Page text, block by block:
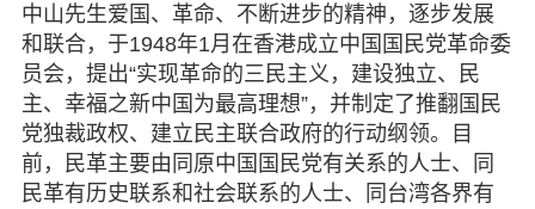
中山先生爱国、革命、不断进步的精神，逐步发展
和联合，于1948年1月在香港成立中国国民党革命委
员会，提出“实现革命的三民主义，建设独立、民
主、幸福之新中国为最高理想”，并制定了推翻国民
党独裁政权、建立民主联合政府的行动纲领。目
前，民革主要由同原中国国民党有关系的人士、同
民革有历史联系和社会联系的人士、同台湾各界有